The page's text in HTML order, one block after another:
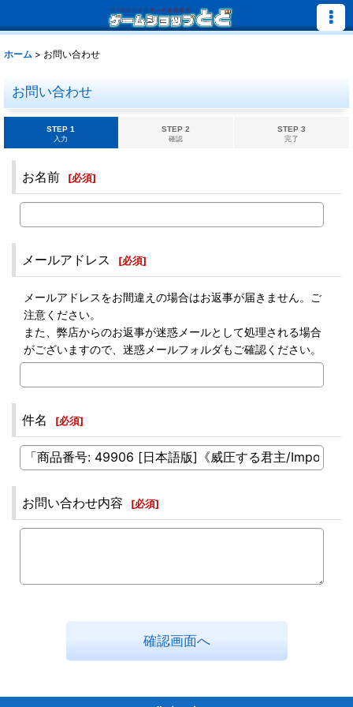
ホーム > お問い合わせ
お問い合わせ
STEP 1
入力
STEP 2
確認
STEP 3
完了
お名前 [必須]
メールアドレス [必須]
メールアドレスをお間違えの場合はお返事が届きません。ご
注意ください。
また、弊店からのお返事が迷惑メールとして処理される場合
がございますので、迷惑メールフォルダもご確認ください。
件名 [必須]
お問い合わせ内容 [必須]
確認画面へ